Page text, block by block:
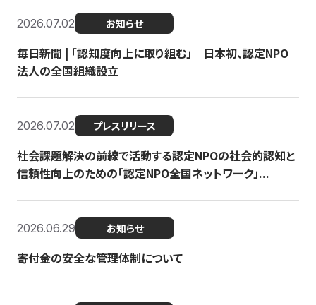
2026.07.02 お知らせ
毎日新聞 | 「認知度向上に取り組む」 日本初、認定NPO
法人の全国組織設立
2026.07.02 プレスリリース
社会課題解決の前線で活動する認定NPOの社会的認知と
信頼性向上のための「認定NPO全国ネットワーク」...
2026.06.29 お知らせ
寄付金の安全な管理体制について